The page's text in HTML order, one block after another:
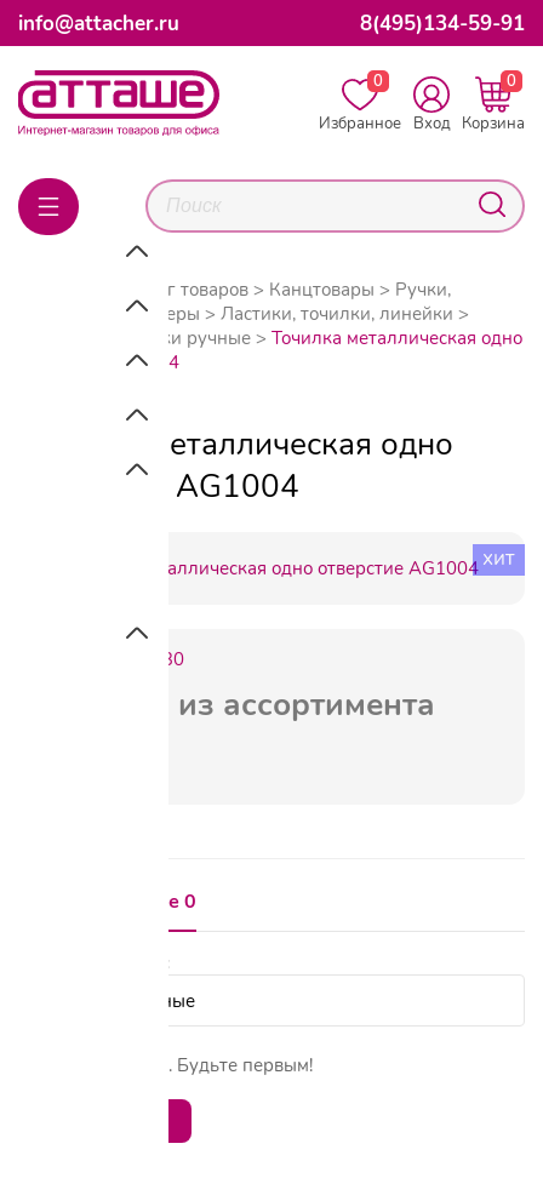
info@attacher.ru 8(495)134-59-91
0
Избранное
Вход
0
Корзина
Каталог товаров Канцтовары
Ручки,
карандаши, маркеры
Ластики, точилки, линейки
Точилки ручные
Точилка металлическая одно
отверстие AG1004
Точилка металлическая одно
отверстие AG1004
хит
201930
выведен из ассортимента
Отзывы о товаре 0
Показать сначала:
Пока нет отзывов. Будьте первым!